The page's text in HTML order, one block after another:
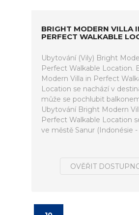
BRIGHT MODERN VILLA
PERFECT WALKABLE
Ubytování (Vily) Bright
Perfect Walkable Location.
Modern Villa in Perfect
Location se nachází v
může se pochlubit
Ubytování Bright Modern
Perfect Walkable Location
ve městě Sanur (Indonésie -
OVĚŘIT